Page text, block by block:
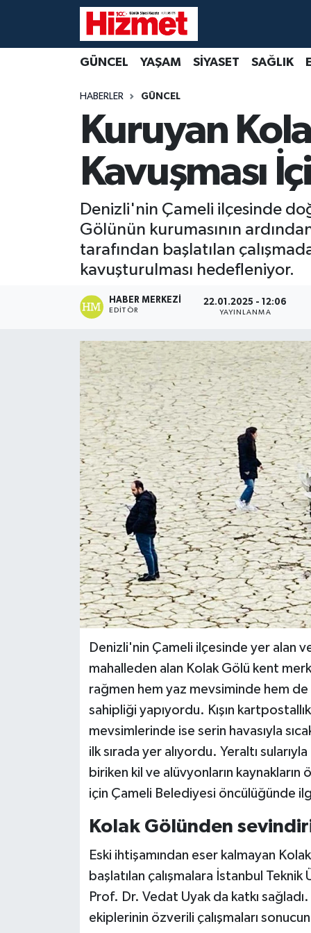
GÜNCEL YAŞAM SİYASET SAĞLIK
HABERLER GÜNCEL
Kuruyan
Kavuşması
Denizli'nin Çameli ilçesinde
Gölünün kurumasının
tarafından başlatılan
kavuşturulması hedefleniyor.
HABER MERKEZI
EDITÖR
22.01.2025 - 12:06
YAYINLANMA
Denizli'nin Çameli ilçesinde yer alan
mahalleden alan Kolak Gölü kent
rağmen hem yaz mevsiminde hem
sahipliği yapıyordu. Kışın
mevsimlerinde ise serin havasıyla
ilk sırada yer alıyordu. Yeraltı
biriken kil ve alüvyonların
için Çameli Belediyesi öncülüğünde
Kolak Gölünden
Eski ihtişamından eser kalmayan
başlatılan çalışmalara İstanbul
Prof. Dr. Vedat Uyak da katkı
ekiplerinin özverili çalışmaları
KÜLTÜR SANAT
MAGAZİN
RESMİ REKLAM
Denizli Nöbetçi Eczaneler
Denizli Trafik Yoğunluk Haritası
Süper Lig Puan Durumu ve Fikstür
Son Dakika Haberleri
Haber Arşivi